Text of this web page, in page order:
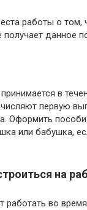
работы о том,
получает данное
в
первую
Оформить
или бабушка,
на
работать во